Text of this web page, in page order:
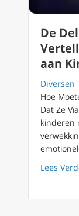
De
aan
Diversen
Hoe
Dat Ze
kinderen
Lees